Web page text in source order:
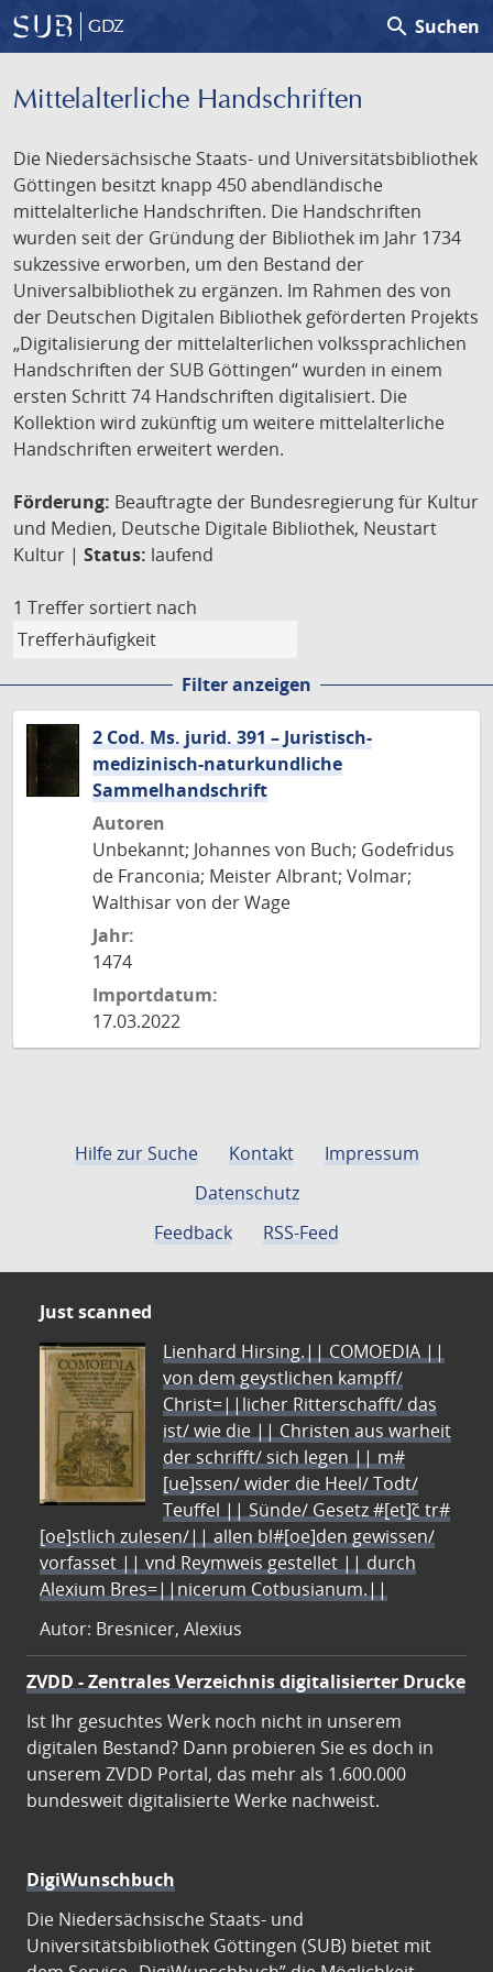
GDZ search Suchen
Mittelalterliche Handschriften
Die Niedersächsische Staats- und Universitätsbibliothek
Göttingen besitzt knapp 450 abendländische
mittelalterliche Handschriften. Die Handschriften
wurden seit der Gründung der Bibliothek im Jahr 1734
sukzessive erworben, um den Bestand der
Universalbibliothek zu ergänzen. Im Rahmen des von
der Deutschen Digitalen Bibliothek geförderten Projekts
„Digitalisierung der mittelalterlichen volkssprachlichen
Handschriften der SUB Göttingen“ wurden in einem
ersten Schritt 74 Handschriften digitalisiert. Die
Kollektion wird zukünftig um weitere mittelalterliche
Handschriften erweitert werden.
Förderung: Beauftragte der Bundesregierung für Kultur
und Medien, Deutsche Digitale Bibliothek, Neustart
Kultur | Status: laufend
1 Treffer sortiert nach
Filter anzeigen
2 Cod. Ms. jurid. 391 – Juristisch-
medizinisch-naturkundliche
Sammelhandschrift
Autoren
Unbekannt; Johannes von Buch; Godefridus
de Franconia; Meister Albrant; Volmar;
Walthisar von der Wage
Jahr:
1474
Importdatum:
17.03.2022
Hilfe zur Suche Kontakt
Impressum
Datenschutz
Feedback
RSS-Feed
Just scanned
Lienhard Hirsing.|| COMOEDIA ||
von dem geystlichen kampff/
Christ=||licher Ritterschafft/ das
ist/ wie die || Christen aus warheit
der schrifft/ sich legen || m#
[ue]ssen/ wider die Heel/ Todt/
Teuffel || Sünde/ Gesetz #[et]c̃ tr#
[oe]stlich zulesen/|| allen bl#[oe]den gewissen/
vorfasset || vnd Reymweis gestellet || durch
Alexium Bres=||nicerum Cotbusianum.||
Autor: Bresnicer, Alexius
ZVDD - Zentrales Verzeichnis digitalisierter Drucke
Ist Ihr gesuchtes Werk noch nicht in unserem
digitalen Bestand? Dann probieren Sie es doch in
unserem ZVDD Portal, das mehr als 1.600.000
bundesweit digitalisierte Werke nachweist.
DigiWunschbuch
Die Niedersächsische Staats- und
Universitätsbibliothek Göttingen (SUB) bietet mit